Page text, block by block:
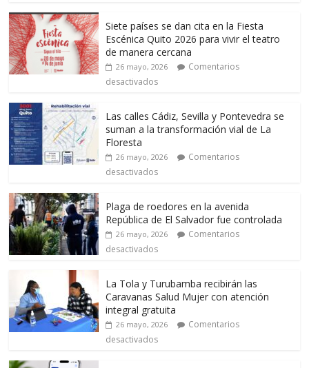
Siete países se dan cita en la Fiesta
Escénica Quito 2026 para vivir el teatro
de manera cercana
26 mayo, 2026
Comentarios
desactivados
Las calles Cádiz, Sevilla y Pontevedra se
suman a la transformación vial de La
Floresta
26 mayo, 2026
Comentarios
desactivados
Plaga de roedores en la avenida
República de El Salvador fue controlada
26 mayo, 2026
Comentarios
desactivados
La Tola y Turubamba recibirán las
Caravanas Salud Mujer con atención
integral gratuita
26 mayo, 2026
Comentarios
desactivados